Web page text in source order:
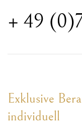
+ 49
Exklusive
individuell